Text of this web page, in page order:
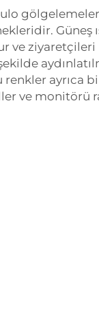
Güneş
ve ziyaretçileri
ayrıca
ve